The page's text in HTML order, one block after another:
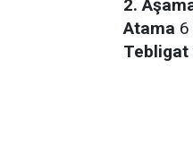
2.
Atama
Tebligat